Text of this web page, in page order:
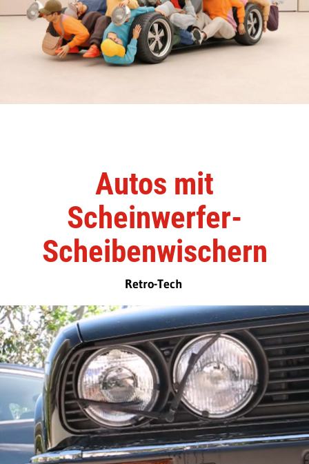
Autos mit
Scheinwerfer-
Scheibenwischern
Retro-Tech